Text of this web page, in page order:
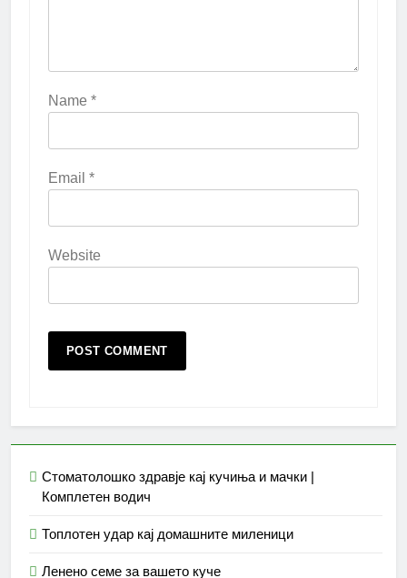
Name *
Email *
Website
Стоматолошко здравје кај кучиња и мачки |
Комплетен водич
Топлотен удар кај домашните миленици
Ленено семе за вашето куче